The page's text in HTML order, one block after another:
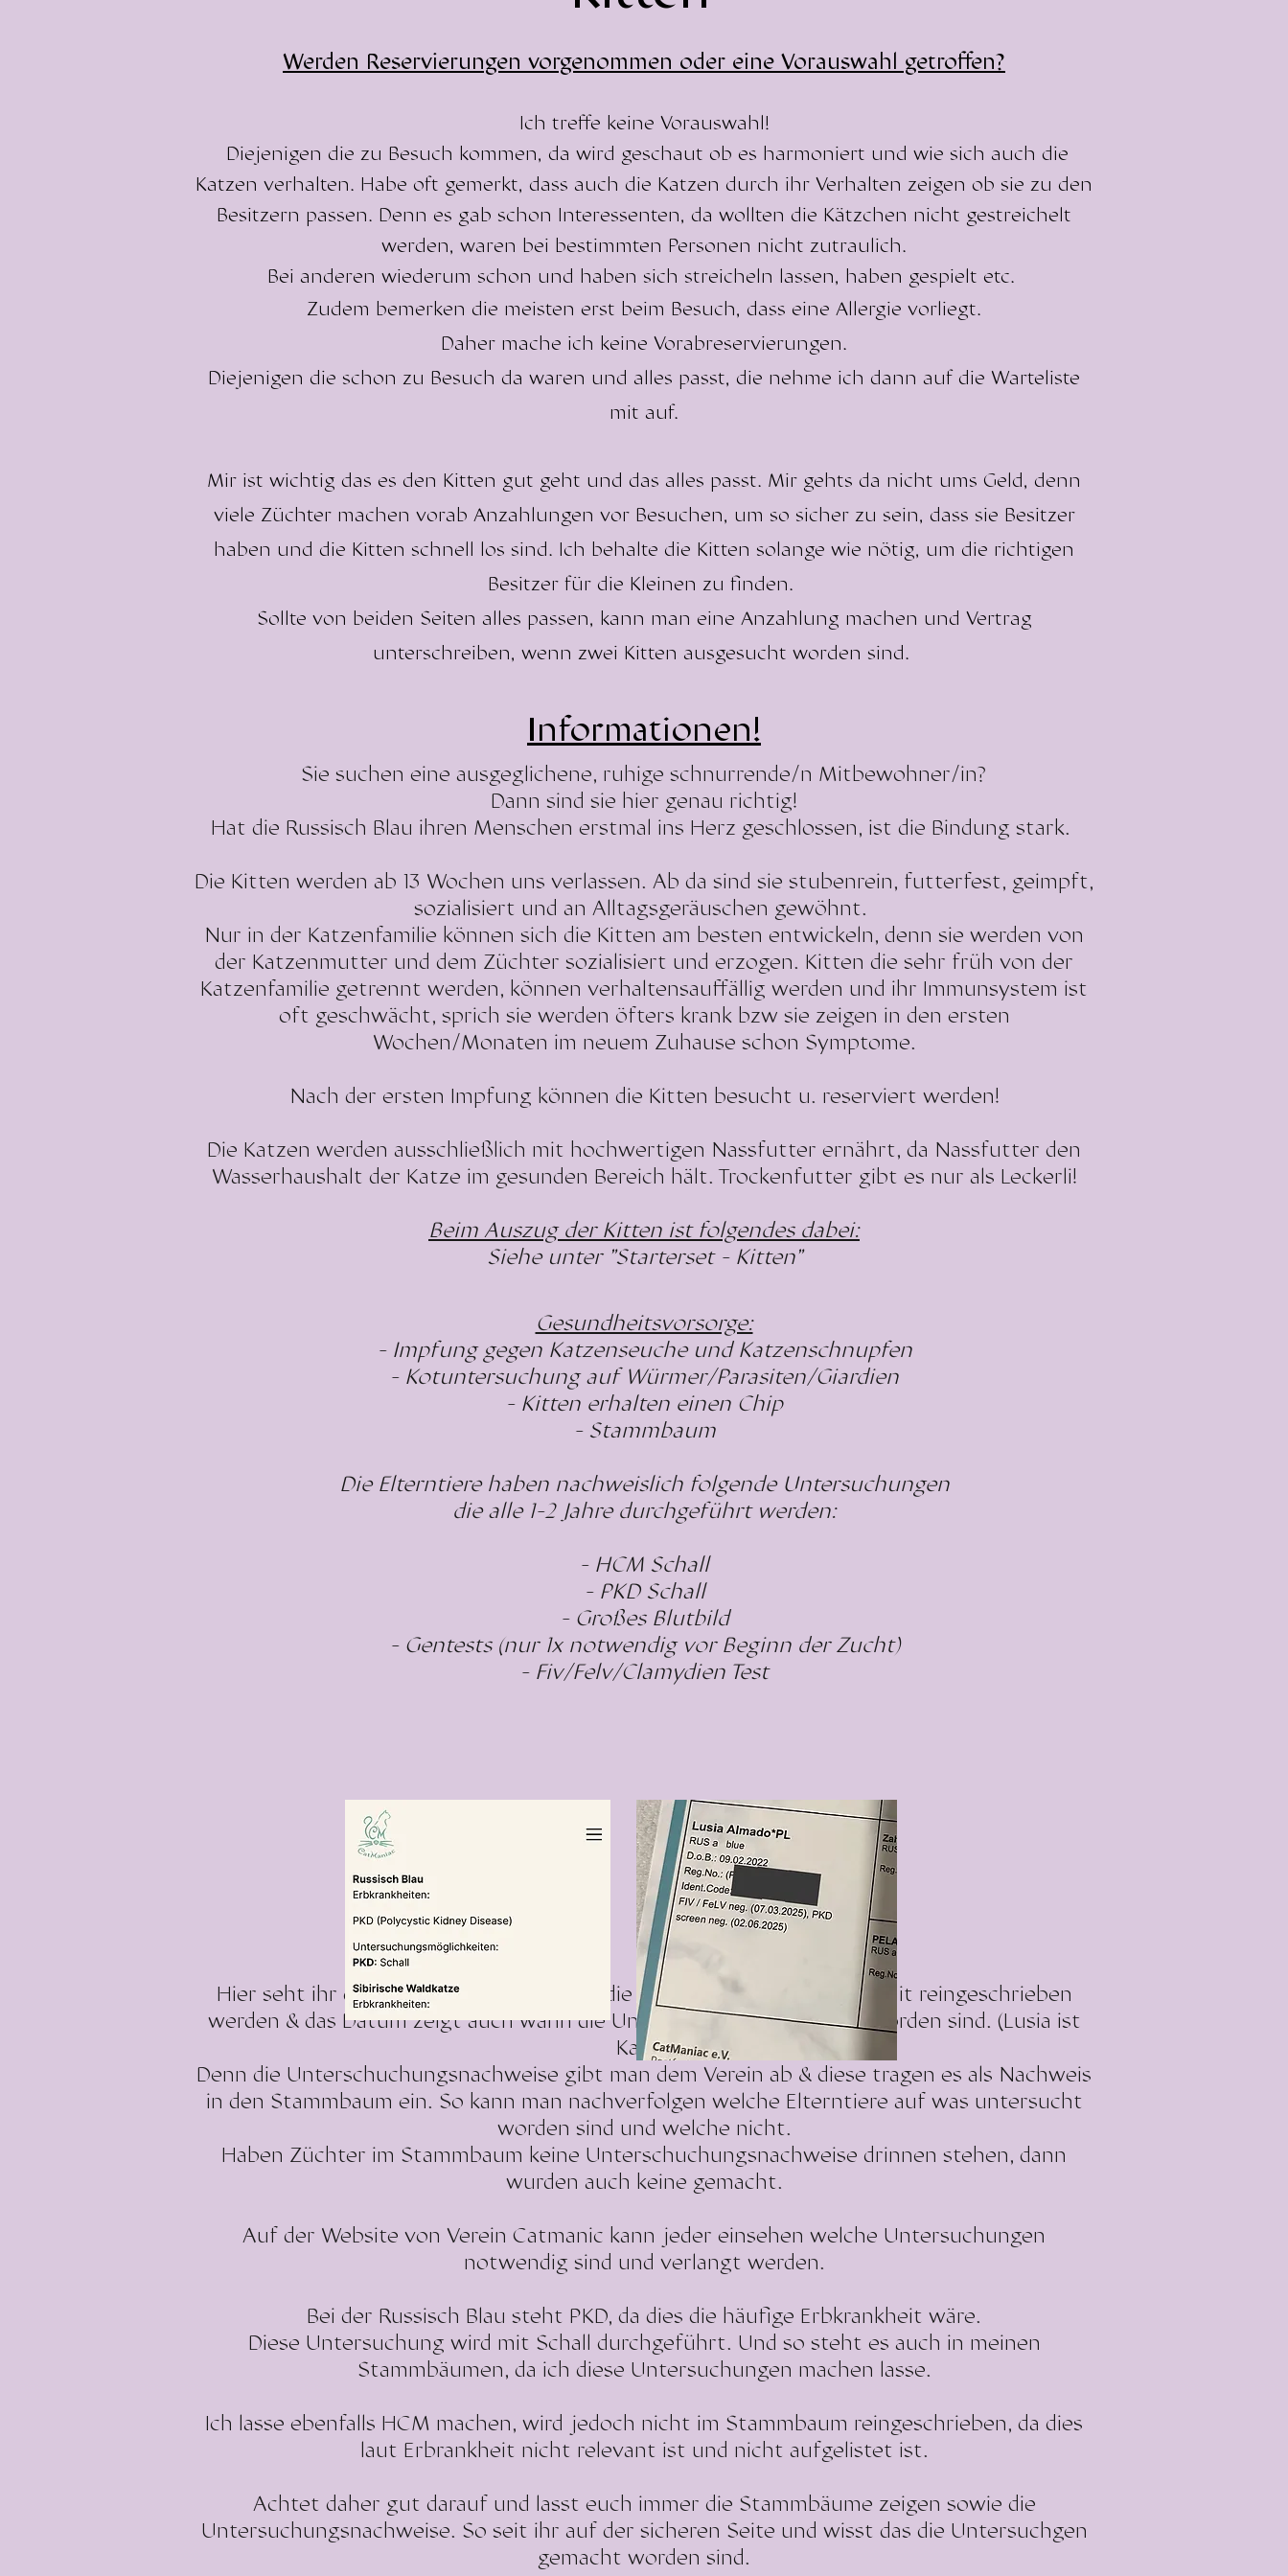
Werden Reservierungen vorgenommen oder eine Vorauswahl getroffen?
Ich treffe keine Vorauswahl!
Diejenigen die zu Besuch kommen, da wird geschaut ob es harmoniert und wie sich auch die
Katzen verhalten. Habe oft gemerkt, dass auch die Katzen durch ihr Verhalten zeigen ob sie zu den
Besitzern passen. Denn es gab schon Interessenten, da wollten die Kätzchen nicht gestreichelt
werden, waren bei bestimmten Personen nicht zutraulich.
Bei anderen wiederum schon und haben sich streicheln lassen, haben gespielt etc.
Zudem bemerken die meisten erst beim Besuch, dass eine Allergie vorliegt.
Daher mache ich keine Vorabreservierungen.
Diejenigen die schon zu Besuch da waren und alles passt, die nehme ich dann auf die Warteliste
mit auf.
Mir ist wichtig das es den Kitten gut geht und das alles passt. Mir gehts da nicht ums Geld, denn
viele Züchter machen vorab Anzahlungen vor Besuchen, um so sicher zu sein, dass sie Besitzer
haben und die Kitten schnell los sind. Ich behalte die Kitten solange wie nötig, um die richtigen
Besitzer für die Kleinen zu finden.
Sollte von beiden Seiten alles passen, kann man eine Anzahlung machen und Vertrag
unterschreiben, wenn zwei Kitten ausgesucht worden sind.
Informationen!
Sie suchen eine ausgeglichene, ruhige schnurrende/n Mitbewohner/in?
Dann sind sie hier genau richtig!
Hat die Russisch Blau ihren Menschen erstmal ins Herz geschlossen, ist die Bindung stark.
Die Kitten werden ab 13 Wochen uns verlassen. Ab da sind sie stubenrein, futterfest, geimpft,
sozialisiert und an Alltagsgeräuschen gewöhnt.
Nur in der Katzenfamilie können sich die Kitten am besten entwickeln, denn sie werden von
der Katzenmutter und dem Züchter sozialisiert und erzogen. Kitten die sehr früh von der
Katzenfamilie getrennt werden, können verhaltensauffällig werden und ihr Immunsystem ist
oft geschwächt, sprich sie werden öfters krank bzw sie zeigen in den ersten
Wochen/Monaten im neuem Zuhause schon Symptome.
Nach der ersten Impfung können die Kitten besucht u. reserviert werden!
Die Katzen werden ausschließlich mit hochwertigen Nassfutter ernährt, da Nassfutter den
Wasserhaushalt der Katze im gesunden Bereich hält. Trockenfutter gibt es nur als Leckerli!
Beim Auszug der Kitten ist folgendes dabei:
Siehe unter "Starterset - Kitten"
Gesundheitsvorsorge:
- Impfung gegen Katzenseuche und Katzenschnupfen
- Kotuntersuchung auf Würmer/Parasiten/Giardien
- Kitten erhalten einen Chip
- Stammbaum
Die Elterntiere haben nachweislich folgende Untersuchungen
die alle 1-2 Jahre durchgeführt werden:
- HCM Schall
- PKD Schall
- Großes Blutbild
- Gentests (nur 1x notwendig vor Beginn der Zucht)
- Fiv/Felv/Clamydien Test
Hier seht ihr das die Untersuchungen in die Stammbäume der Kitten mit reingeschrieben
werden & das Datum zeigt auch wann die Untersuchungen gemacht worden sind. (Lusia ist
Kalea)
Denn die Unterschuchungsnachweise gibt man dem Verein ab & diese tragen es als Nachweis
in den Stammbaum ein. So kann man nachverfolgen welche Elterntiere auf was untersucht
worden sind und welche nicht.
Haben Züchter im Stammbaum keine Unterschuchungsnachweise drinnen stehen, dann
wurden auch keine gemacht.
Auf der Website von Verein Catmanic kann jeder einsehen welche Untersuchungen
notwendig sind und verlangt werden.
Bei der Russisch Blau steht PKD, da dies die häufige Erbkrankheit wäre.
Diese Untersuchung wird mit Schall durchgeführt. Und so steht es auch in meinen
Stammbäumen, da ich diese Untersuchungen machen lasse.
Ich lasse ebenfalls HCM machen, wird jedoch nicht im Stammbaum reingeschrieben, da dies
laut Erbrankheit nicht relevant ist und nicht aufgelistet ist.
Achtet daher gut darauf und lasst euch immer die Stammbäume zeigen sowie die
Untersuchungsnachweise. So seit ihr auf der sicheren Seite und wisst das die Untersuchgen
gemacht worden sind.